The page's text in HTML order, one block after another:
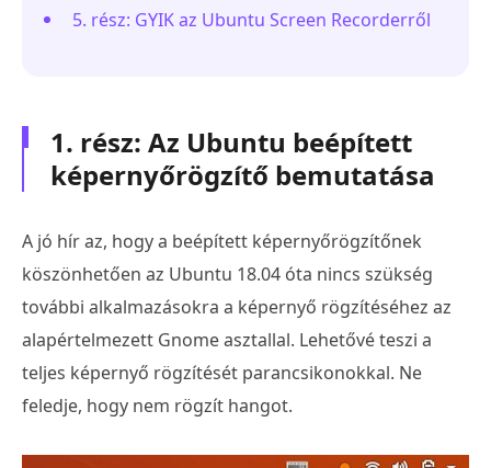
5. rész: GYIK az Ubuntu Screen Recorderről
1. rész: Az Ubuntu beépített
képernyőrögzítő bemutatása
A jó hír az, hogy a beépített képernyőrögzítőnek
köszönhetően az Ubuntu 18.04 óta nincs szükség
további alkalmazásokra a képernyő rögzítéséhez az
alapértelmezett Gnome asztallal. Lehetővé teszi a
teljes képernyő rögzítését parancsikonokkal. Ne
feledje, hogy nem rögzít hangot.